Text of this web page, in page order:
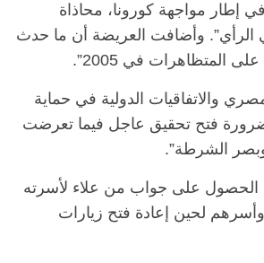
إطار مواجهة كورونا، محاذاة
الرأي”. وأضافت العريضة أن ما حدث
المتظاهرات في 2005”.
والاتفاقيات الدولية في حماية
فتح تحقيق عاجل فيما تعرضت
وبصر الشرطة”.
الحصول على جواب من علاء لأسرته
وأسرهم لحين إعادة فتح زيارات